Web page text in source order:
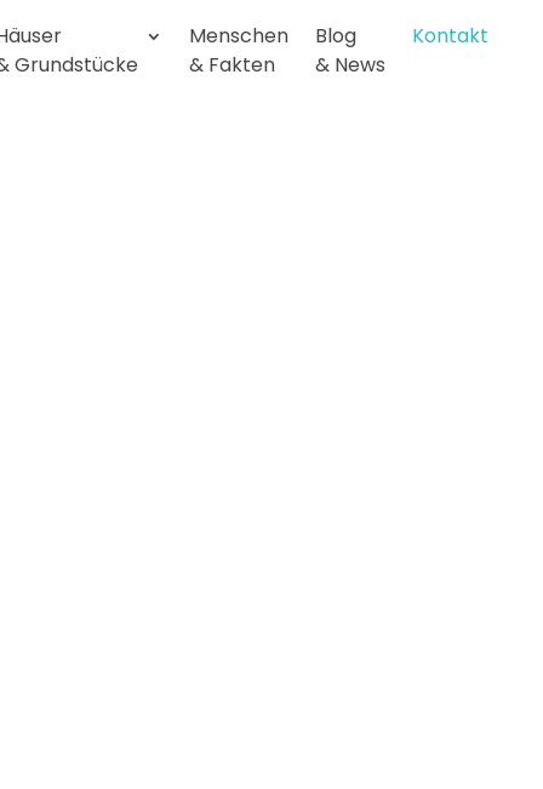
Grundstücke
Menschen
& Fakten
Blog
& News
Kontakt